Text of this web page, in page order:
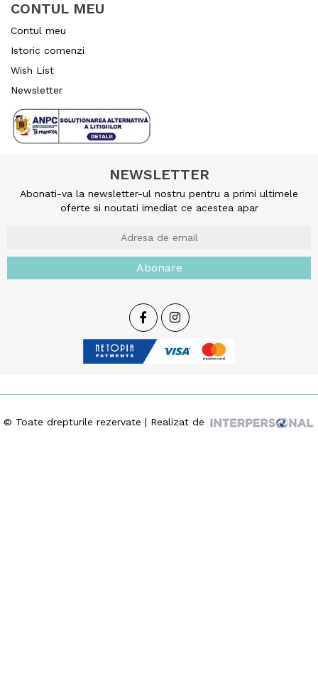
CONTUL MEU
Contul meu
Istoric comenzi
Wish List
Newsletter
NEWSLETTER
Abonati-va la newsletter-ul nostru pentru a primi ultimele
oferte si noutati imediat ce acestea apar
Abonare
© Toate drepturile rezervate | Realizat de